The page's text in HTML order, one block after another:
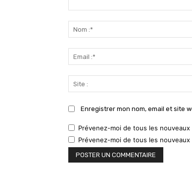
Enregistrer mon nom, email et site
Prévenez-moi de tous les
Prévenez-moi de tous les